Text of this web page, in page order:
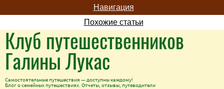
Навигация
Похожие статьи
Клуб путешественников
Галины Лукас
Самостоятельные путешествия — доступны каждому!
Блог о семейных путешествиях. Отчеты, отзывы, путеводители